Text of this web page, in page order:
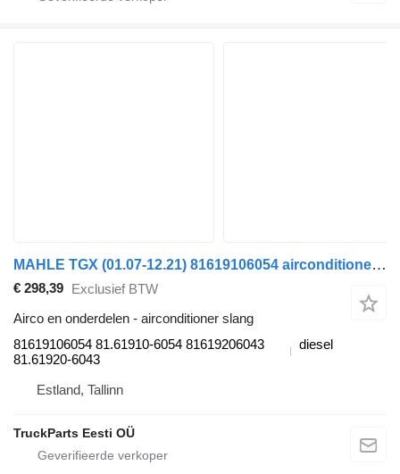
MAHLE TGX (01.07-12.21) 81619106054 airconditioner slang voor MAN TGL, TGM, TGS, TGX (2005-2021) trekker
€ 298,39 Exclusief BTW
Airco en onderdelen - airconditioner slang
81619106054 81.61910-6054 81619206043
81.61920-6043
diesel
Estland, Tallinn
TruckParts Eesti OÜ